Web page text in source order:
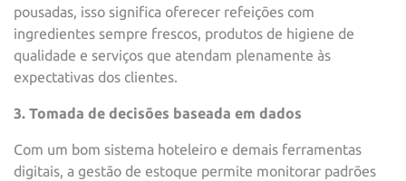
pousadas, isso significa oferecer refeições com
ingredientes sempre frescos, produtos de higiene de
qualidade e serviços que atendam plenamente às
expectativas dos clientes.
3. Tomada de decisões baseada em dados
Com um bom sistema hoteleiro e demais ferramentas
digitais, a gestão de estoque permite monitorar padrões